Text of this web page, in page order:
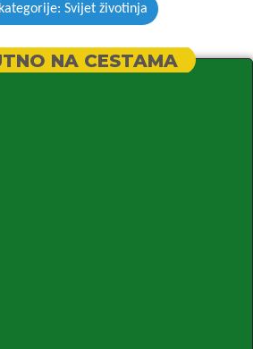
Svijet životinja
NA CESTAMA